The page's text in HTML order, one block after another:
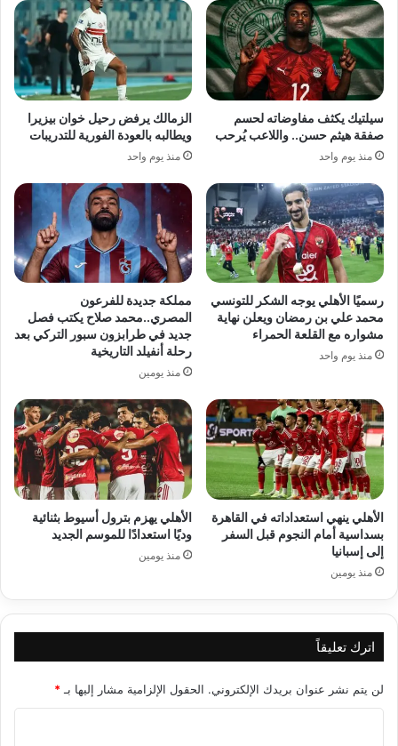
سيلتيك يكثف مفاوضاته لحسم
صفقة هيثم حسن.. واللاعب يُرحب
منذ يوم واحد
الزمالك يرفض رحيل خوان بيزيرا
ويطالبه بالعودة الفورية للتدريبات
منذ يوم واحد
رسميًا الأهلي يوجه الشكر للتونسي
محمد علي بن رمضان ويعلن نهاية
مشواره مع القلعة الحمراء
منذ يوم واحد
مملكة جديدة للفرعون
المصري..محمد صلاح يكتب فصل
جديد في طرابزون سبور التركي بعد
رحلة أنفيلد التاريخية
منذ يومين
الأهلي ينهي استعداداته في القاهرة
بسداسية أمام النجوم قبل السفر
إلى إسبانيا
منذ يومين
الأهلي يهزم بترول أسيوط بثنائية
وديًا استعدادًا للموسم الجديد
منذ يومين
اترك تعليقاً
لن يتم نشر عنوان بريدك الإلكتروني. الحقول الإلزامية مشار إليها بـ*